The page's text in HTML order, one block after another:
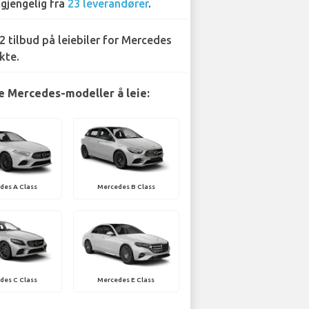
fra 23 leverandører.
tilbud på leiebiler for Mercedes
Mercedes-modeller å leie:
A Class Mercedes B Class
C Class Mercedes E Class